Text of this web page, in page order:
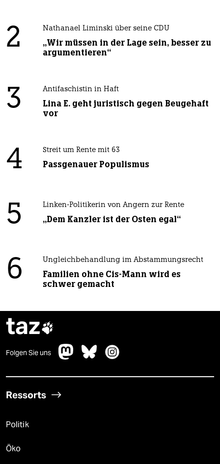
2 Nathanael Liminski über seine CDU
„Wir müssen in der Lage sein, besser zu
argumentieren“
3 Antifaschistin in Haft
Lina E. geht juristisch gegen Beugehaft
vor
4 Streit um Rente mit 63
Passgenauer Populismus
5 Linken-Politikerin von Angern zur Rente
„Dem Kanzler ist der Osten egal“
6 Ungleichbehandlung im Abstammungsrecht
Familien ohne Cis-Mann wird es
schwer gemacht
taz
Folgen Sie uns
Ressorts
Politik
Öko